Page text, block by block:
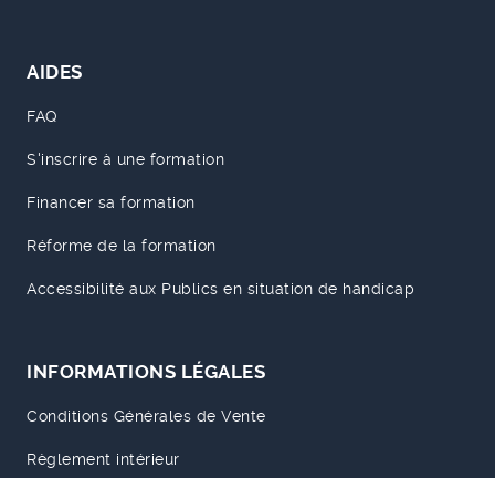
AIDES
FAQ
S'inscrire à une formation
Financer sa formation
Réforme de la formation
Accessibilité aux Publics en situation de handicap
INFORMATIONS LÉGALES
Conditions Générales de Vente
Règlement intérieur